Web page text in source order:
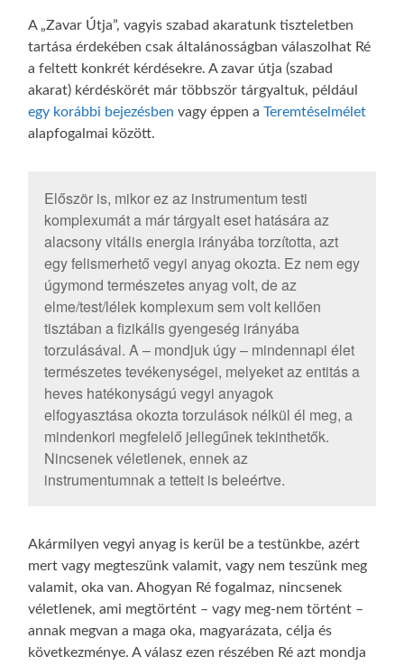
A „Zavar Útja”, vagyis szabad akaratunk tiszteletben
tartása érdekében csak általánosságban válaszolhat Ré
a feltett konkrét kérdésekre. A zavar útja (szabad
akarat) kérdéskörét már többször tárgyaltuk, például
egy korábbi bejezésben vagy éppen aTeremtéselmélet
alapfogalmai között.
Először is, mikor ez az instrumentum testi
komplexumát a már tárgyalt eset hatására az
alacsony vitális energia irányába torzította, azt
egy felismerhető vegyi anyag okozta. Ez nem egy
úgymond természetes anyag volt, de az
elme/test/lélek komplexum sem volt kellően
tisztában a fizikális gyengeség irányába
torzulásával. A – mondjuk úgy – mindennapi élet
természetes tevékenységei, melyeket az entitás a
heves hatékonyságú vegyi anyagok
elfogyasztása okozta torzulások nélkül él meg, a
mindenkori megfelelő jellegűnek tekinthetők.
Nincsenek véletlenek, ennek az
instrumentumnak a tetteit is beleértve.
Akármilyen vegyi anyag is kerül be a testünkbe, azért
mert vagy megteszünk valamit, vagy nem teszünk meg
valamit, oka van. Ahogyan Ré fogalmaz, nincsenek
véletlenek, ami megtörtént – vagy meg-nem történt –
annak megvan a maga oka, magyarázata, célja és
következménye. A válasz ezen részében Ré azt mondja